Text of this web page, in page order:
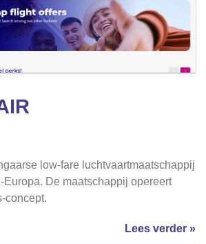
low-fare luchtvaartmaatschappij
Europa. De maatschappij opereert
concept.
Lees verder »